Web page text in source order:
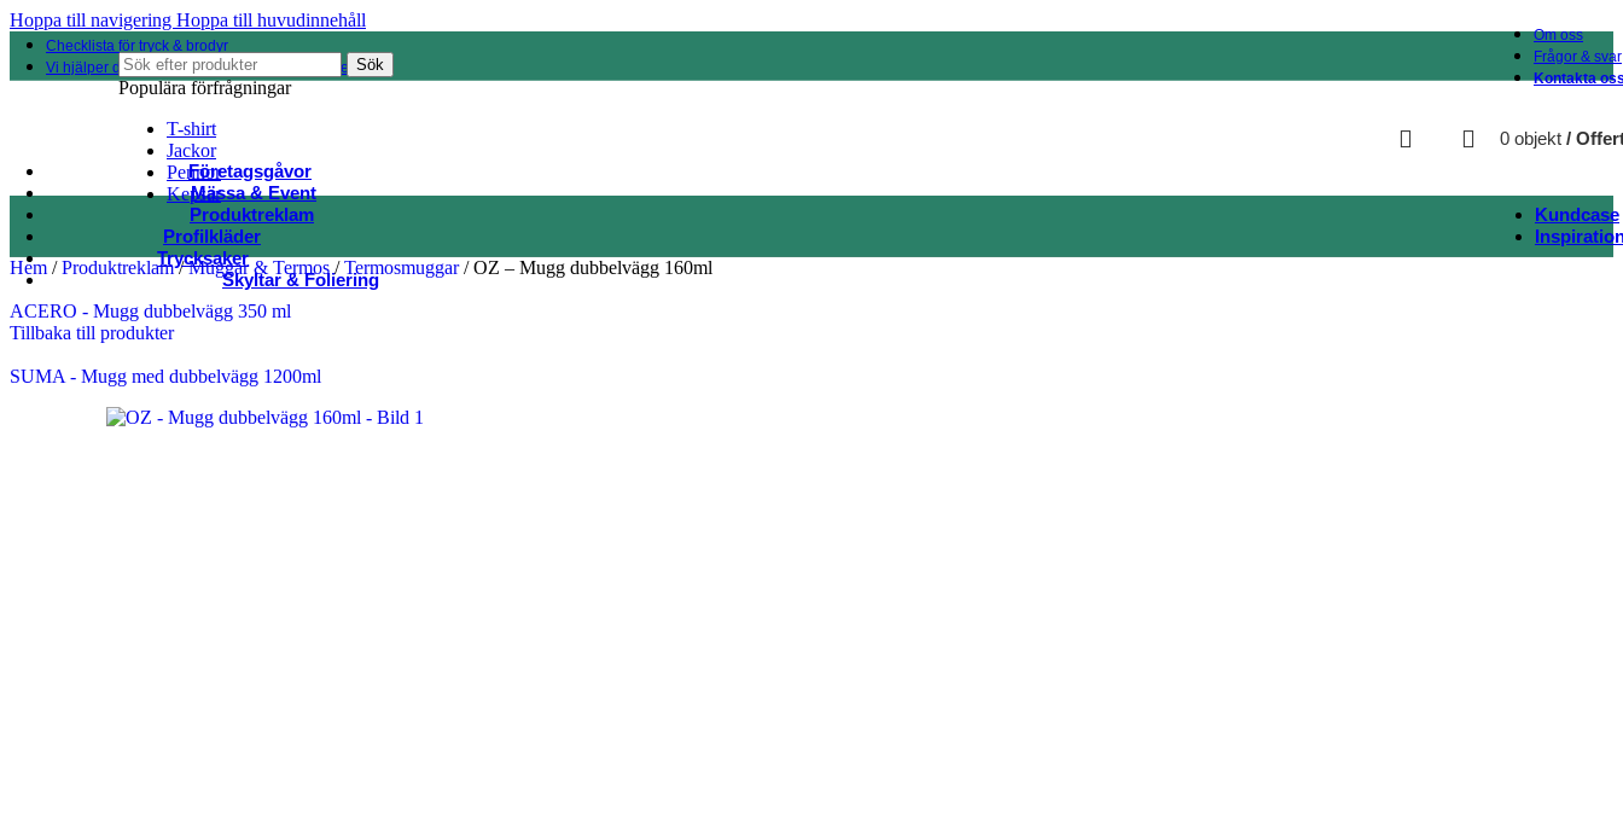
Hoppa till navigering Hoppa till huvudinnehåll
Checklista för tryck & brodyr
Vi hjälper dig hitta rätt bland 100 000 produkter
Om oss
Frågor & svar
Kontakta
Sök
Populära förfrågningar
T-shirt
Jackor
Pennor
Kepsar
0 objekt /
Företagsgåvor
Mässa & Event
Produktreklam
Profilkläder
Trycksaker
Skyltar & Foliering
Kundcase
Hem / Produktreklam/ Muggar & Termos / Termosmuggar/ OZ – Mugg dubbelvägg 160ml
ACERO - Mugg dubbelvägg 350 ml
Tillbaka till produkter
SUMA - Mugg med dubbelvägg 1200ml